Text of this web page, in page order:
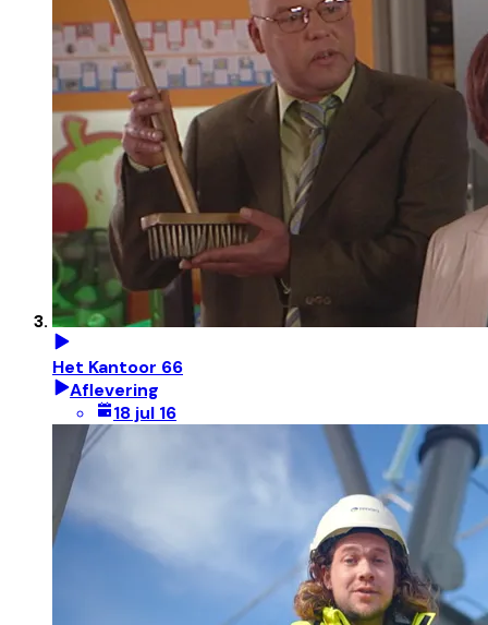
Het Kantoor 66
Aflevering
18 jul 16